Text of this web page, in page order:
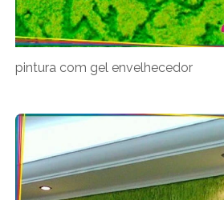
pintura com gel envelhecedor